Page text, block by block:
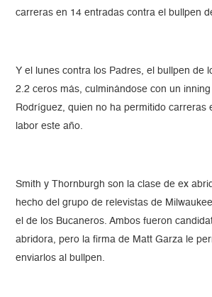
carreras en 14 entradas contra el bullpen
Y el lunes contra los Padres, el bullpen de
2.2 ceros más, culminándose con un
Rodríguez, quien no ha permitido carreras
labor este año.
Smith y Thornburgh son la clase de ex
hecho del grupo de relevistas de
el de los Bucaneros. Ambos fueron
abridora, pero la firma de Matt Garza le
enviarlos al bullpen.